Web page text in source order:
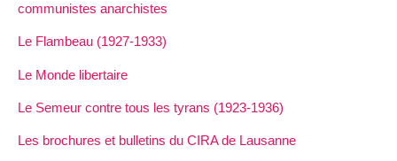
communistes anarchistes
Le Flambeau (1927-1933)
Le Monde libertaire
Le Semeur contre tous les tyrans (1923-1936)
Les brochures et bulletins du CIRA de Lausanne